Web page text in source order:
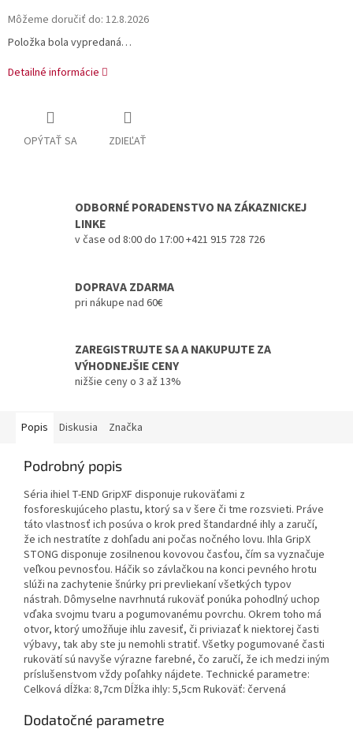
Môžeme doručiť do: 12.8.2026
Položka bola vypredaná…
Detailné informácie
OPÝTAŤ SA ZDIEĽAŤ
ODBORNÉ PORADENSTVO NA ZÁKAZNICKEJ
LINKE
v čase od 8:00 do 17:00 +421 915 728 726
DOPRAVA ZDARMA
pri nákupe nad 60€
ZAREGISTRUJTE SA A NAKUPUJTE ZA
VÝHODNEJŠIE CENY
nižšie ceny o 3 až 13%
Popis Diskusia Značka
Podrobný popis
Séria ihiel T-END GripXF disponuje rukoväťami z
fosforeskujúceho plastu, ktorý sa v šere či tme rozsvieti. Práve
táto vlastnosť ich posúva o krok pred štandardné ihly a zaručí,
že ich nestratíte z dohľadu ani počas nočného lovu. Ihla GripX
STONG disponuje zosilnenou kovovou časťou, čím sa vyznačuje
veľkou pevnosťou. Háčik so závlačkou na konci pevného hrotu
slúži na zachytenie šnúrky pri prevliekaní všetkých typov
nástrah. Dômyselne navrhnutá rukoväť ponúka pohodlný uchop
vďaka svojmu tvaru a pogumovanému povrchu. Okrem toho má
otvor, ktorý umožňuje ihlu zavesiť, či priviazať k niektorej časti
výbavy, tak aby ste ju nemohli stratiť. Všetky pogumované časti
rukovätí sú navyše výrazne farebné, čo zaručí, že ich medzi iným
príslušenstvom vždy poľahky nájdete. Technické parametre:
Celková dĺžka: 8,7cm Dĺžka ihly: 5,5cm Rukoväť: červená
Dodatočné parametre